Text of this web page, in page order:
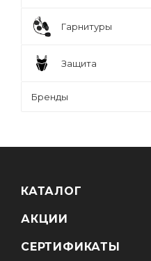
Гарнитуры
Защита
Бренды
КАТАЛОГ
АКЦИИ
СЕРТИФИКАТЫ